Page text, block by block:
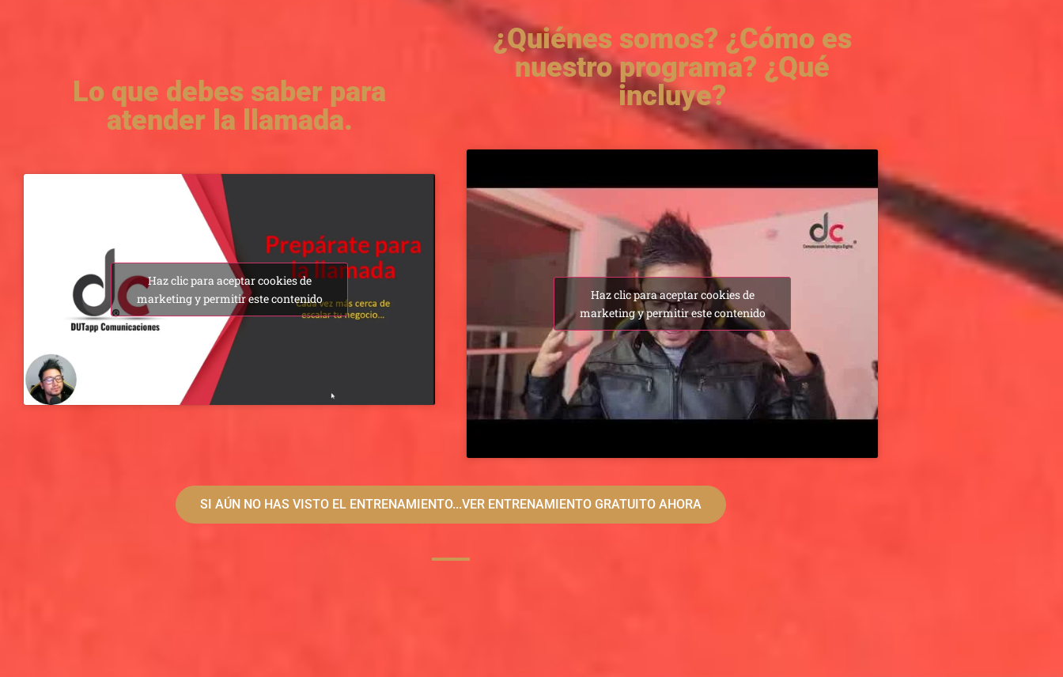
Lo que debes saber para
atender la llamada.
Haz clic para aceptar cookies de
marketing y permitir este contenido
¿Quiénes somos? ¿Cómo es
nuestro programa? ¿Qué
incluye?
Haz clic para aceptar cookies de
marketing y permitir este contenido
SI AÚN NO HAS VISTO EL ENTRENAMIENTO...VER ENTRENAMIENTO GRATUITO AHORA